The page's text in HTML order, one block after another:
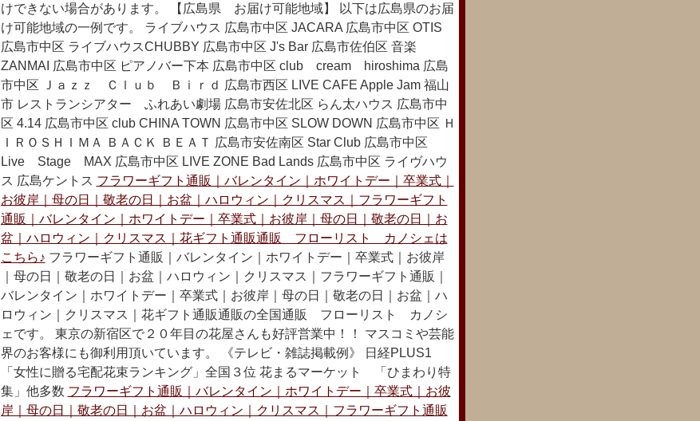
けできない場合があります。 【広島県 お届け可能地域】 以下は広島県のお届
け可能地域の一例です。 ライブハウス 広島市中区 JACARA 広島市中区 OTIS
広島市中区 ライブハウスCHUBBY 広島市中区 J's Bar 広島市佐伯区 音楽
ZANMAI 広島市中区 ピアノバー下本 広島市中区 club cream hiroshima 広島
市中区 Ｊａｚｚ Ｃｌｕｂ Ｂｉｒｄ 広島市西区 LIVE CAFE Apple Jam 福山
市 レストランシアター ふれあい劇場 広島市安佐北区 らん太ハウス 広島市中
区 4.14 広島市中区 club CHINA TOWN 広島市中区 SLOW DOWN 広島市中区 Ｈ
ＩＲＯＳＨＩＭＡ ＢＡＣＫ ＢＥＡＴ 広島市安佐南区 Star Club 広島市中区
Live Stage MAX 広島市中区 LIVE ZONE Bad Lands 広島市中区 ライヴハウ
ス 広島ケントス フラワーギフト通販｜バレンタイン｜ホワイトデー｜卒業式｜
お彼岸｜母の日｜敬老の日｜お盆｜ハロウィン｜クリスマス｜フラワーギフト
通販｜バレンタイン｜ホワイトデー｜卒業式｜お彼岸｜母の日｜敬老の日｜お
盆｜ハロウィン｜クリスマス｜花ギフト通販通販 フローリスト カノシェは
こちら♪ フラワーギフト通販｜バレンタイン｜ホワイトデー｜卒業式｜お彼岸
｜母の日｜敬老の日｜お盆｜ハロウィン｜クリスマス｜フラワーギフト通販｜
バレンタイン｜ホワイトデー｜卒業式｜お彼岸｜母の日｜敬老の日｜お盆｜ハ
ロウィン｜クリスマス｜花ギフト通販通販の全国通販 フローリスト カノシ
ェです。 東京の新宿区で２０年目の花屋さんも好評営業中！！ マスコミや芸能
界のお客様にも御利用頂いています。 《テレビ・雑誌掲載例》 日経PLUS1
「女性に贈る宅配花束ランキング」全国３位 花まるマーケット 「ひまわり特
集」他多数 フラワーギフト通販｜バレンタイン｜ホワイトデー｜卒業式｜お彼
岸｜母の日｜敬老の日｜お盆｜ハロウィン｜クリスマス｜フラワーギフト通販